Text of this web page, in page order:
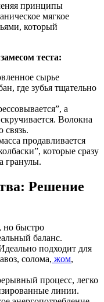
принципы
мягкое
который
теста:
сырье
где зубья тщательно
а
Волокна
связь.
продавливается
которые сразу
гранулы.
Решение
но быстро
баланс.
подходит для
солома, жом,
процесс, легко
линии.